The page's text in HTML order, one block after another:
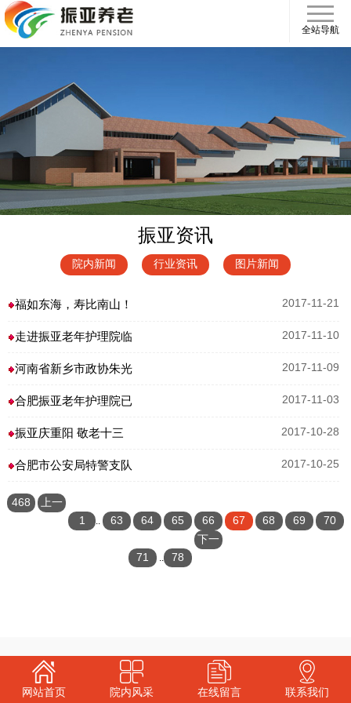
全站导航
振亚资讯
院内新闻 行业资讯 图片新闻
福如东海，寿比南山！ 2017-11-21
走进振亚老年护理院临 2017-11-10
河南省新乡市政协朱光 2017-11-09
合肥振亚老年护理院已 2017-11-03
振亚庆重阳 敬老十三 2017-10-28
合肥市公安局特警支队 2017-10-25
468
上一
1 .. 63 64 65 66 67 68 69 70
71 .. 78
下一
网站首页 院内风采 在线留言 联系我们